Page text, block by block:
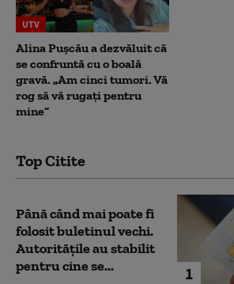
UTV
Alina Pușcău a dezvăluit că
se confruntă cu o boală
gravă. „Am cinci tumori. Vă
rog să vă rugați pentru
mine”
Top Citite
1
Până când mai poate fi
folosit buletinul vechi.
Autoritățile au stabilit
pentru cine se...